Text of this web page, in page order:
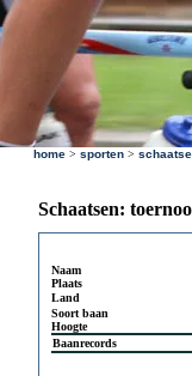
home > sporten >
Schaatsen:
Naam
Plaats
Land
Soort baan
Hoogte
Baanrecords